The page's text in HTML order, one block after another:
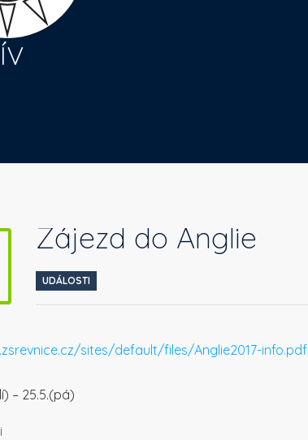
Zájezd do Anglie
UDÁLOSTI
sites/default/files/Anglie2017-info.pdf
– 25.5.(pá)